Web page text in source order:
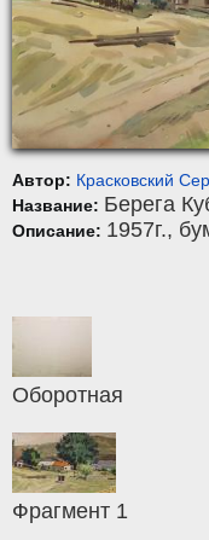
Автор: Красковский
Название: Берега
Описание: 1957г.,
Оборотная
Фрагмент 1